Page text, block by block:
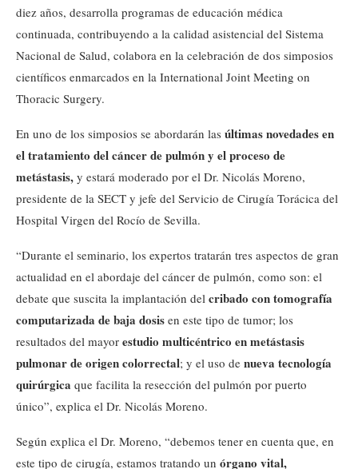
diez años, desarrolla programas de educación médica
continuada, contribuyendo a la calidad asistencial del Sistema
Nacional de Salud, colabora en la celebración de dos simposios
científicos enmarcados en la International Joint Meeting on
Thoracic Surgery.
En uno de los simposios se abordarán las últimas novedades en
el tratamiento del cáncer de pulmón y el proceso de
metástasis, y estará moderado por el Dr. Nicolás Moreno,
presidente de la SECT y jefe del Servicio de Cirugía Torácica del
Hospital Virgen del Rocío de Sevilla.
“Durante el seminario, los expertos tratarán tres aspectos de gran
actualidad en el abordaje del cáncer de pulmón, como son: el
debate que suscita la implantación del cribado con tomografía
computarizada de baja dosis en este tipo de tumor; los
resultados del mayor estudio multicéntrico en metástasis
pulmonar de origen colorrectal; y el uso de nueva tecnología
quirúrgica que facilita la resección del pulmón por puerto
único”, explica el Dr. Nicolás Moreno.
Según explica el Dr. Moreno, “debemos tener en cuenta que, en
este tipo de cirugía, estamos tratando un órgano vital,